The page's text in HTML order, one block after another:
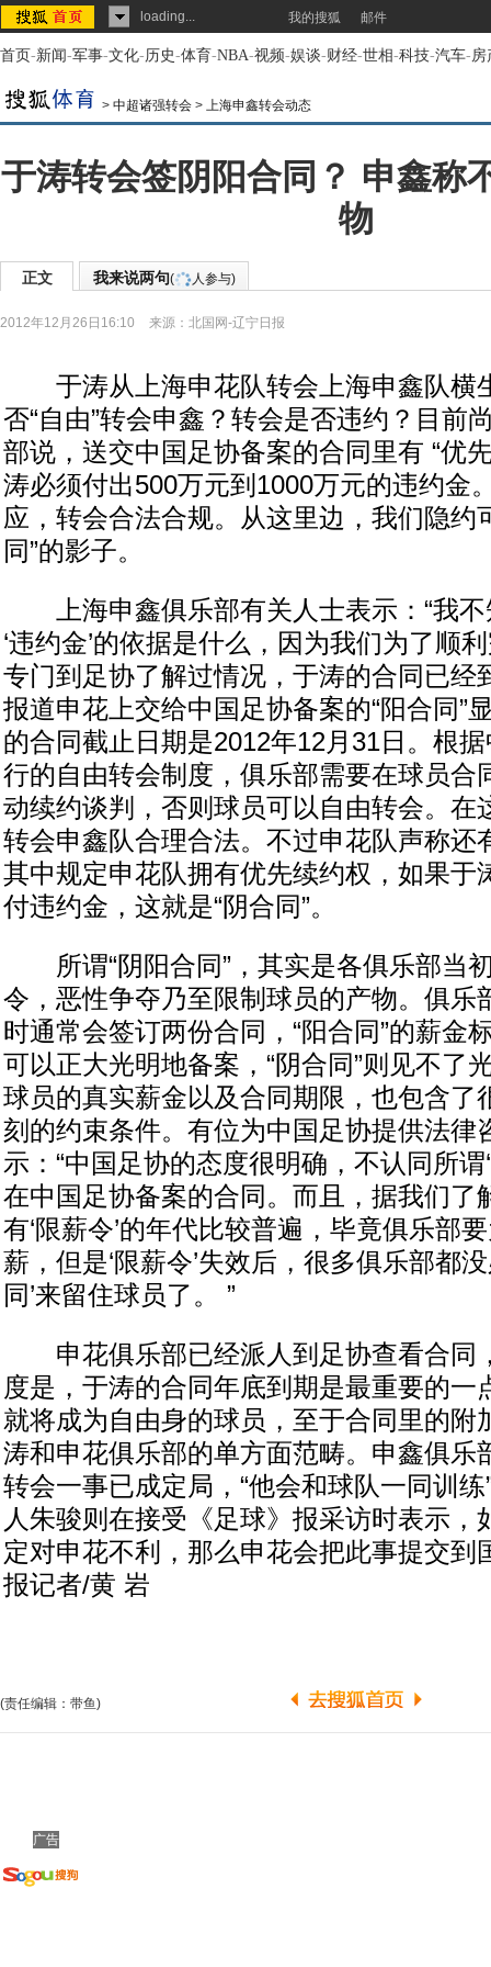
loading... 我的搜狐 邮件
首页-新闻-军事-文化-历史-体育-NBA-视频-娱谈-财经-世相-科技-汽车-房
> 中超诸强转会 > 上海申鑫转会动态
于涛转会签阴阳合同？ 申鑫称
物
正文 我来说两句( 人参与)
2012年12月26日16:10 来源： 北国网-辽宁日报
于涛从上海申花队转会上海申鑫队横
否“自由”转会申鑫？转会是否违约？目前
部说，送交中国足协备案的合同里有 “优
涛必须付出500万元到1000万元的违约金
应，转会合法合规。从这里边，我们隐约
同”的影子。
上海申鑫俱乐部有关人士表示：“我不
‘违约金’的依据是什么，因为我们为了顺
专门到足协了解过情况，于涛的合同已经
报道申花上交给中国足协备案的“阳合同”
的合同截止日期是2012年12月31日。根
行的自由转会制度，俱乐部需要在球员合
动续约谈判，否则球员可以自由转会。在
转会申鑫队合理合法。不过申花队声称还
其中规定申花队拥有优先续约权，如果于
付违约金，这就是“阴合同”。
所谓“阴阳合同”，其实是各俱乐部当
令，恶性争夺乃至限制球员的产物。俱乐
时通常会签订两份合同，“阳合同”的薪金
可以正大光明地备案，“阴合同”则见不了
球员的真实薪金以及合同期限，也包含了
刻的约束条件。有位为中国足协提供法律
示：“中国足协的态度很明确，不认同所谓
在中国足协备案的合同。而且，据我们了
有‘限薪令’的年代比较普遍，毕竟俱乐部
薪，但是‘限薪令’失效后，很多俱乐部都
同’来留住球员了。 ”
申花俱乐部已经派人到足协查看合同
度是，于涛的合同年底到期是最重要的一
就将成为自由身的球员，至于合同里的附
涛和申花俱乐部的单方面范畴。申鑫俱乐
转会一事已成定局，“他会和球队一同训
人朱骏则在接受《足球》报采访时表示，
定对申花不利，那么申花会把此事提交到
报记者/黄 岩
(责任编辑：带鱼)
广告